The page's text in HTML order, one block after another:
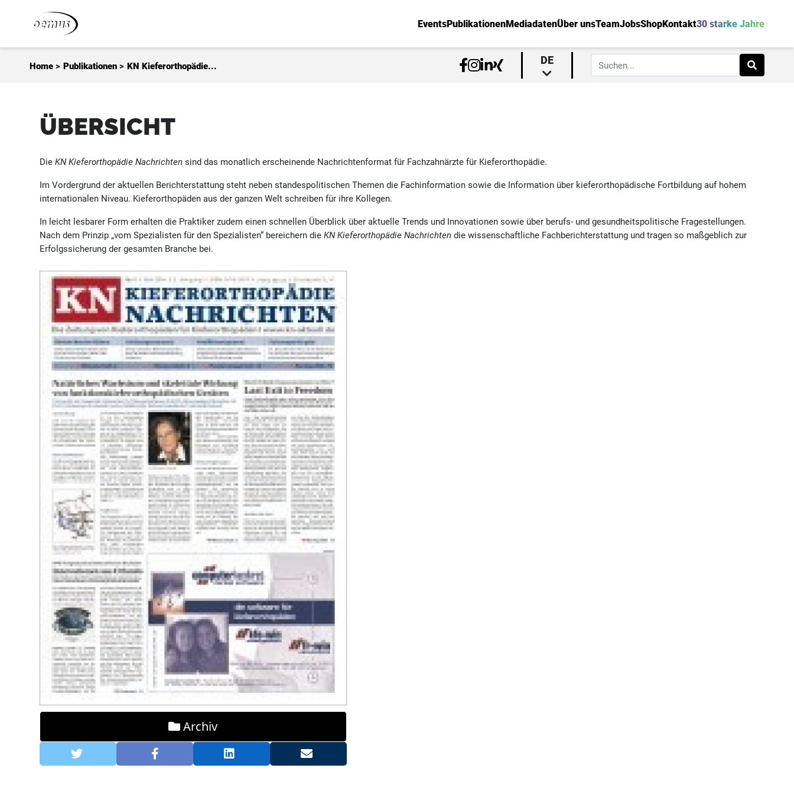
EventsPublikationenMediadatenÜber unsTeamJobsShopKontakt30 starke Jahre
Home > Publikationen > KN Kieferorthopädie... DE
ÜBERSICHT
DieKN Kieferorthopädie Nachrichten sind das monatlich erscheinende Nachrichtenformat für Fachzahnärzte für Kieferorthopädie.
Im Vordergrund der aktuellen Berichterstattung steht neben standespolitischen Themen die Fachinformation sowie die Information über kieferorthopädische Fortbildung auf hohem
internationalen Niveau. Kieferorthopäden aus der ganzen Welt schreiben für ihre Kollegen.
In leicht lesbarer Form erhalten die Praktiker zudem einen schnellen Überblick über aktuelle Trends und Innovationen sowie über berufs- und gesundheitspolitische Fragestellungen.
Nach dem Prinzip „vom Spezialisten für den Spezialisten“ bereichern dieKN Kieferorthopädie Nachrichten die wissenschaftliche Fachberichterstattung und tragen so maßgeblich zur
Erfolgssicherung der gesamten Branche bei.
Archiv